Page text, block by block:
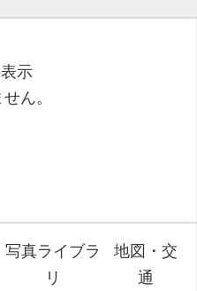
示
ん。
写真ライブラ
リ
地図・交
通